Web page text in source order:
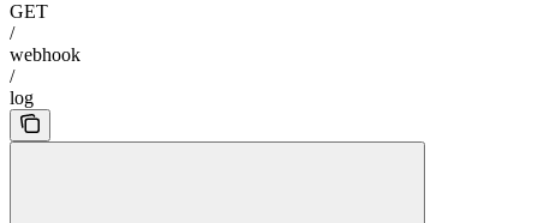
GET
/
webhook
/
log